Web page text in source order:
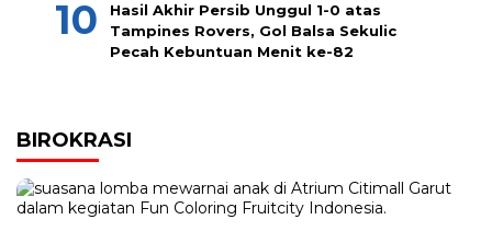
Hasil Akhir Persib Unggul 1-0 atas
Tampines Rovers, Gol Balsa Sekulic
Pecah Kebuntuan Menit ke-82
BIROKRASI